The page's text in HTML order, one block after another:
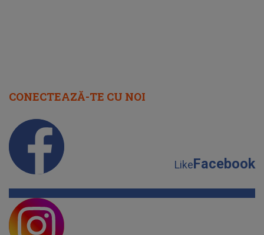
CONECTEAZĂ-TE CU NOI
LikeFacebook